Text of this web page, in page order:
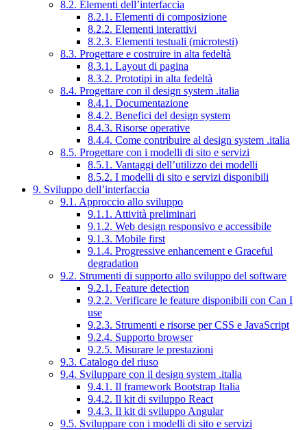
8.2. Elementi dell’interfaccia
8.2.1. Elementi di composizione
8.2.2. Elementi interattivi
8.2.3. Elementi testuali (microtesti)
8.3. Progettare e costruire in alta fedeltà
8.3.1. Layout di pagina
8.3.2. Prototipi in alta fedeltà
8.4. Progettare con il design system .italia
8.4.1. Documentazione
8.4.2. Benefici del design system
8.4.3. Risorse operative
8.4.4. Come contribuire al design system .italia
8.5. Progettare con i modelli di sito e servizi
8.5.1. Vantaggi dell’utilizzo dei modelli
8.5.2. I modelli di sito e servizi disponibili
9. Sviluppo dell’interfaccia
9.1. Approccio allo sviluppo
9.1.1. Attività preliminari
9.1.2. Web design responsivo e accessibile
9.1.3. Mobile first
9.1.4. Progressive enhancement e Graceful
degradation
9.2. Strumenti di supporto allo sviluppo del software
9.2.1. Feature detection
9.2.2. Verificare le feature disponibili con Can I
use
9.2.3. Strumenti e risorse per CSS e JavaScript
9.2.4. Supporto browser
9.2.5. Misurare le prestazioni
9.3. Catalogo del riuso
9.4. Sviluppare con il design system .italia
9.4.1. Il framework Bootstrap Italia
9.4.2. Il kit di sviluppo React
9.4.3. Il kit di sviluppo Angular
9.5. Sviluppare con i modelli di sito e servizi